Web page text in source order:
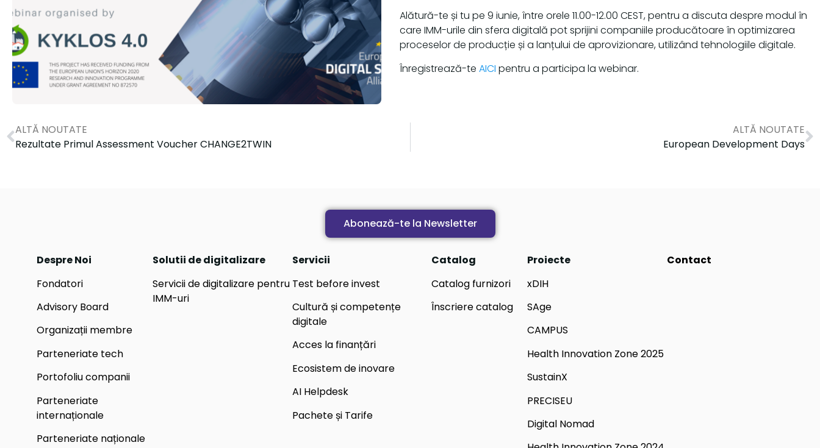
Alătură-te și tu pe 9 iunie, între orele 11.00-12.00 CEST, pentru a discuta despre modul în
care IMM-urile din sfera digitală pot sprijini companiile producătoare în optimizarea
proceselor de producție și a lanțului de aprovizionare, utilizând tehnologiile digitale.
Înregistrează-teAICIpentru a participa la webinar.
ALTĂ NOUTATE
Rezultate Primul Assessment Voucher CHANGE2TWIN
ALTĂ NOUTATE
European Development Days
Abonează-te la Newsletter
Despre Noi
Fondatori
Advisory Board
Organizații membre
Parteneriate tech
Portofoliu companii
Parteneriate
internaționale
Parteneriate naționale
Solutii de digitalizare
Servicii de digitalizare pentru
IMM-uri
Servicii
Test before invest
Cultură și competențe
digitale
Acces la finanțări
Ecosistem de inovare
AI Helpdesk
Pachete și Tarife
Catalog
Catalog furnizori
Înscriere catalog
Proiecte
xDIH
SAge
CAMPUS
Health Innovation Zone 2025
SustainX
PRECISEU
Digital Nomad
Contact